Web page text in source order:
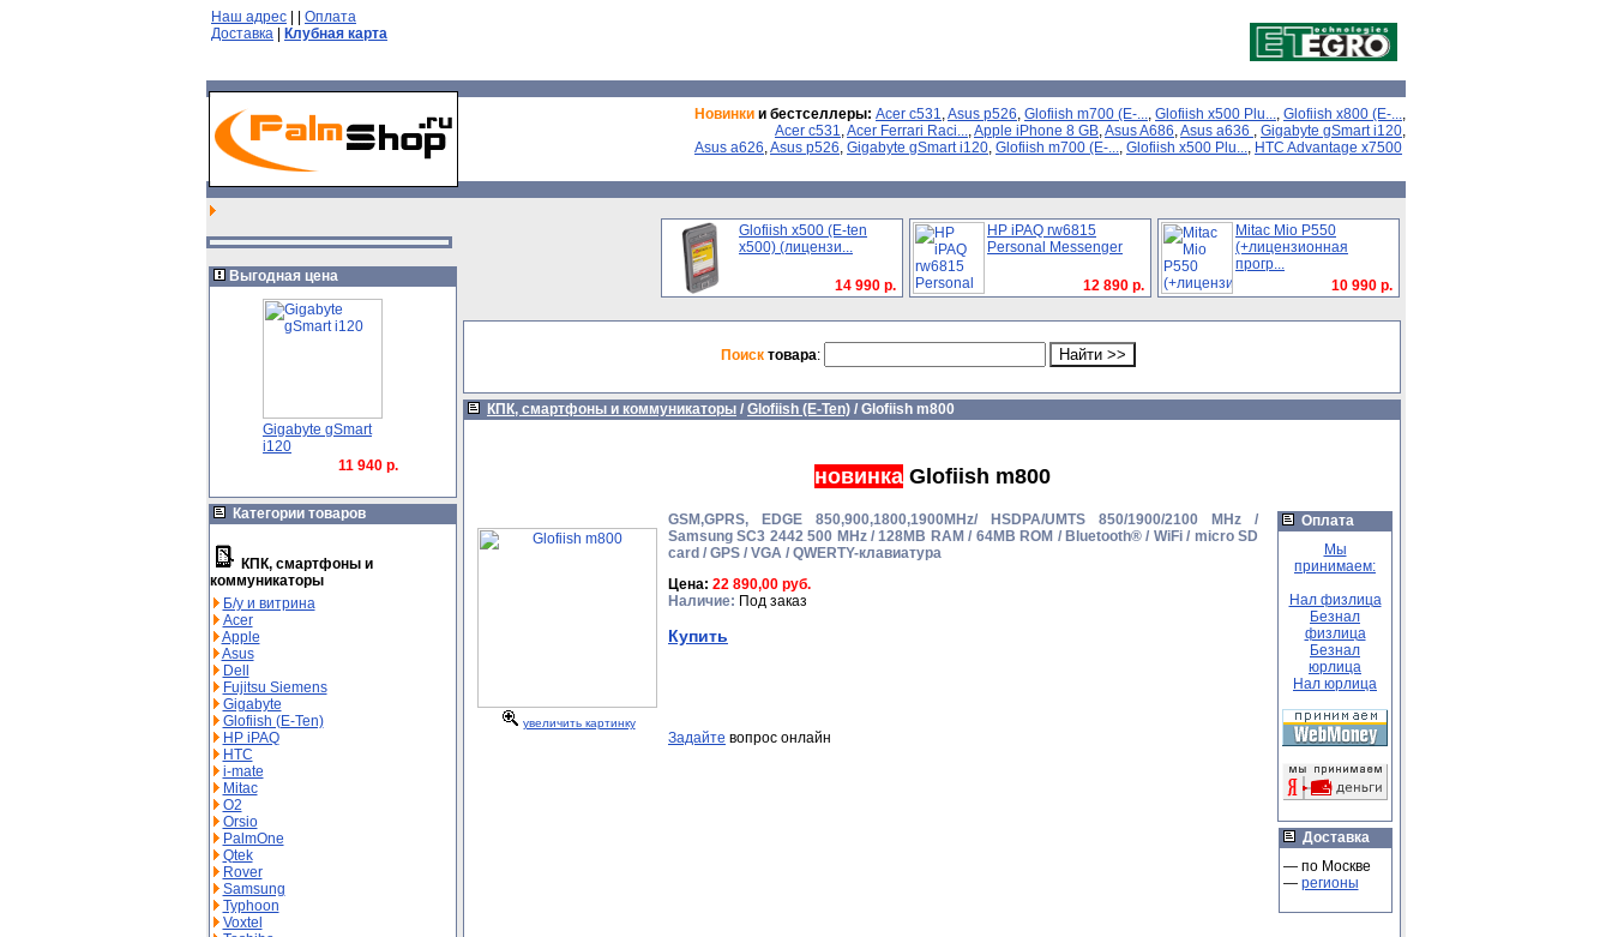
Наш адрес
Оплата
Доставка
Клубная карта
Новинки и бестселлеры: Acer c531,Asus p526, Glofiish m700 (E-..., Glofiish x500 Plu..., Glofiish x800 (E-...,
Acer c531,Acer Ferrari Raci...,Apple iPhone 8 GB,Asus A686,Asus a636 , Gigabyte gSmart i120,
Asus a626,Asus p526, Gigabyte gSmart i120, Glofiish m700 (E-..., Glofiish x500 Plu..., HTC Advantage x7500
Выгодная цена
Gigabyte gSmart
i120
11 940 р.
Категории товаров
КПК, смартфоны и
коммуникаторы
Б/у и витрина
Acer
Apple
Asus
Dell
Fujitsu Siemens
Gigabyte
Glofiish (E-Ten)
HP iPAQ
HTC
i-mate
Mitac
O2
Orsio
PalmOne
Qtek
Rover
Samsung
Typhoon
Voxtel
Glofiish x500 (E-ten
x500) (лицензи...
14 990 р.
HP iPAQ rw6815
Personal Messenger
12 890 р.
Mitac Mio P550
(+лицензионная
прогр...
10 990 р.
Поиск товара:
КПК, смартфоны и коммуникаторы / Glofiish (E-Ten) / Glofiish m800
новинкаGlofiish m800
увеличить картинку
GSM,GPRS, EDGE 850,900,1800,1900MHz/ HSDPA/UMTS 850/1900/2100 MHz /
Samsung SC3 2442 500 MHz / 128MB RAM / 64MB ROM / Bluetooth® / WiFi / micro SD
card / GPS / VGA / QWERTY-клавиатура
Цена: 22 890,00 руб.
Наличие: Под заказ
Купить
Задайте вопрос онлайн
Оплата
Мы
принимаем:
Нал физлица
Безнал
физлица
Безнал
юрлица
Нал юрлица
Доставка
— по Москве
— регионы